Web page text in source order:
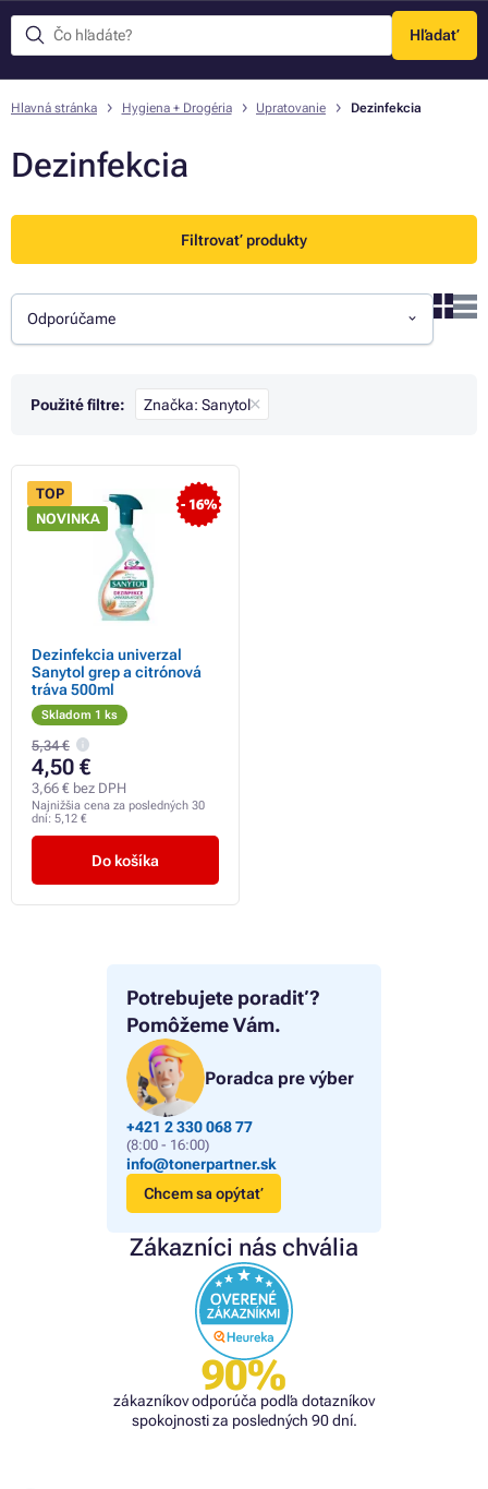
Hľadať
Menu
Potrebujete poradiť?
Pomôžeme Vám.
Poradca pre výber
+421 2 330 068 77
(8:00 - 16:00)
info@tonerpartner.sk
Chcem sa opýtať
Zákazníci nás chvália
90%
zákazníkov odporúča podľa dotazníkov
spokojnosti za posledných 90 dní.
Hlavná stránka Hygiena + Drogéria Upratovanie Dezinfekcia
Dezinfekcia
Filtrovať produkty
Odporúčame
Použité filtre: Značka: Sanytol
- 16%
TOP
NOVINKA
Dezinfekcia univerzal
Sanytol grep a citrónová
tráva 500ml
Skladom 1 ks
5,34 €
4,50 €
3,66 € bez DPH
Najnižšia cena za posledných 30
dní: 5,12 €
Do košíka